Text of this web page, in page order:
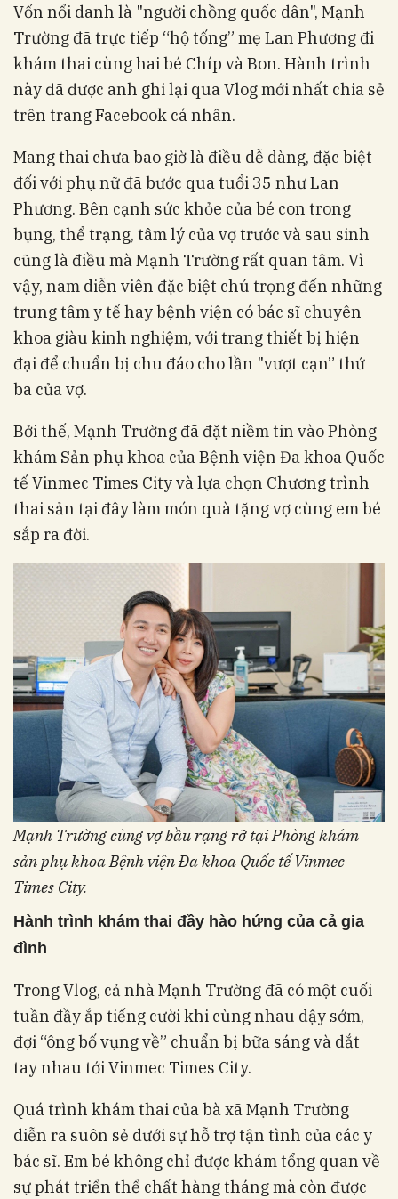
Vốn nổi danh là "người chồng quốc dân", Mạnh
Trường đã trực tiếp “hộ tống” mẹ Lan Phương đi
khám thai cùng hai bé Chíp và Bon. Hành trình
này đã được anh ghi lại qua Vlog mới nhất chia sẻ
trên trang Facebook cá nhân.
Mang thai chưa bao giờ là điều dễ dàng, đặc biệt
đối với phụ nữ đã bước qua tuổi 35 như Lan
Phương. Bên cạnh sức khỏe của bé con trong
bụng, thể trạng, tâm lý của vợ trước và sau sinh
cũng là điều mà Mạnh Trường rất quan tâm. Vì
vậy, nam diễn viên đặc biệt chú trọng đến những
trung tâm y tế hay bệnh viện có bác sĩ chuyên
khoa giàu kinh nghiệm, với trang thiết bị hiện
đại để chuẩn bị chu đáo cho lần "vượt cạn” thứ
ba của vợ.
Bởi thế, Mạnh Trường đã đặt niềm tin vào Phòng
khám Sản phụ khoa của Bệnh viện Đa khoa Quốc
tế Vinmec Times City và lựa chọn Chương trình
thai sản tại đây làm món quà tặng vợ cùng em bé
sắp ra đời.
Mạnh Trường cùng vợ bầu rạng rỡ tại Phòng khám
sản phụ khoa Bệnh viện Đa khoa Quốc tế Vinmec
Times City.
Hành trình khám thai đầy hào hứng của cả gia
đình
Trong Vlog, cả nhà Mạnh Trường đã có một cuối
tuần đầy ắp tiếng cười khi cùng nhau dậy sớm,
đợi “ông bố vụng về” chuẩn bị bữa sáng và dắt
tay nhau tới Vinmec Times City.
Quá trình khám thai của bà xã Mạnh Trường
diễn ra suôn sẻ dưới sự hỗ trợ tận tình của các y
bác sĩ. Em bé không chỉ được khám tổng quan về
sự phát triển thể chất hàng tháng mà còn được